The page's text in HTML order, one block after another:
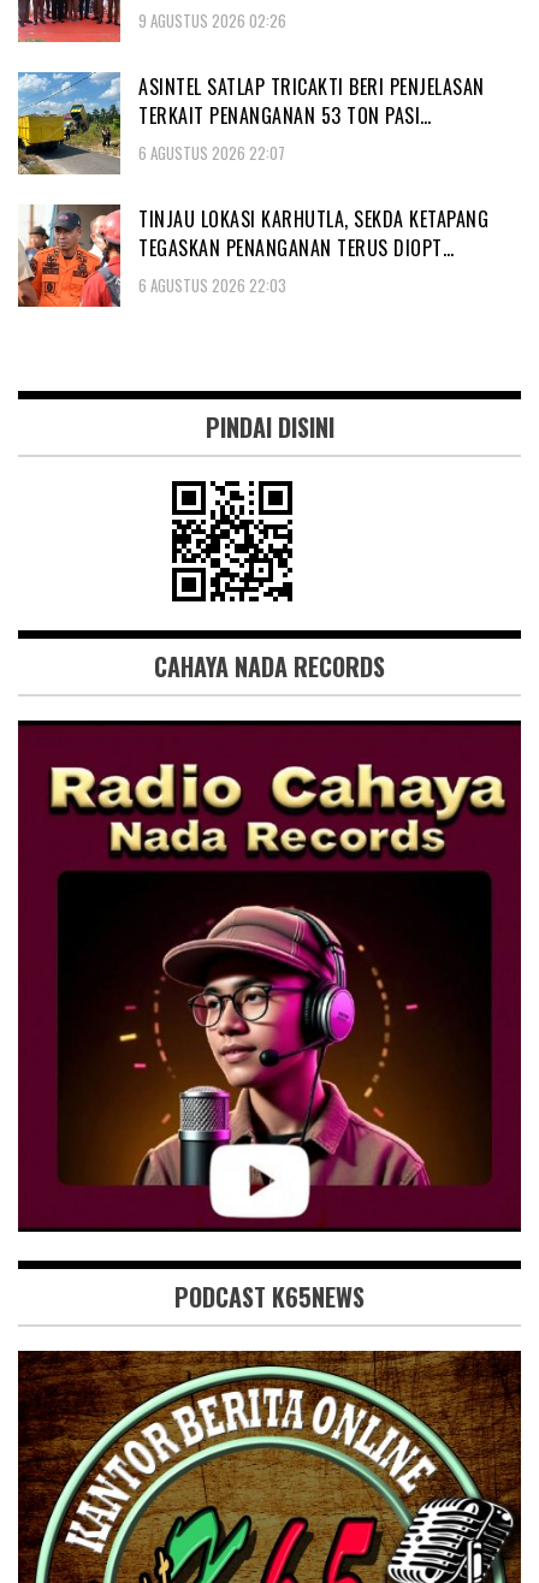
9 AGUSTUS 2026 02:26
ASINTEL SATLAP TRICAKTI BERI PENJELASAN
TERKAIT PENANGANAN 53 TON PASI…
6 AGUSTUS 2026 22:07
TINJAU LOKASI KARHUTLA, SEKDA KETAPANG
TEGASKAN PENANGANAN TERUS DIOPT…
6 AGUSTUS 2026 22:03
PINDAI DISINI
CAHAYA NADA RECORDS
PODCAST K65NEWS